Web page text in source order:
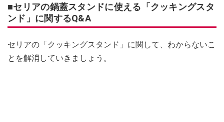
■セリアの鍋蓋スタンドに使える「クッキングスタ
ンド」に関するQ&A
セリアの「クッキングスタンド」に関して、わからないこ
とを解消していきましょう。